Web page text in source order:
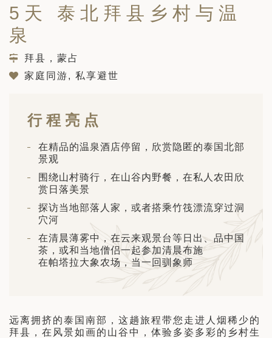
北极
亚大迁徙与黑猩猩 游猎之旅
年 7 月 18 日 – 26 日 ）
斯远东 ：原始荒野与被遗忘的历
年8月8日 – 17日）
富汗: 传奇古国的前世文明（2026
的海之路：爱沙尼亚、拉脱维亚和
阿拉伯 · 奇迹王国 (2026 年 11
— 26 日)
之旅: 搭乘银海邮轮 “奋进号” 的
旅程（2026 年 12 月 4 日至 14
5天 泰北拜县乡村与温
泉
拜县，蒙占
家庭同游, 私享避世
行程亮点
在精品的温泉酒店停留，欣赏隐匿的泰国北部
景观
围绕山村骑行，在山谷内野餐，在私人农田欣
赏日落美景
探访当地部落人家，或者搭乘竹筏漂流穿过洞
穴河
在清晨薄雾中，在云来观景台等日出、品中国
茶，或和当地僧侣一起参加清晨布施
在帕塔拉大象农场，当一回驯象师
远离拥挤的泰国南部，这趟旅程带您走进人烟稀少的
拜县，在风景如画的山谷中，体验多姿多彩的乡村生